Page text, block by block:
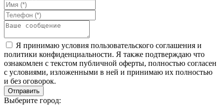
Я принимаю условия пользовательского соглашения и
политики конфиденциальности. Я также подтверждаю что
ознакомлен с текстом публичной оферты, полностью согласен
с условиями, изложенными в ней и принимаю их полностью
и без оговорок.
Выберите город: